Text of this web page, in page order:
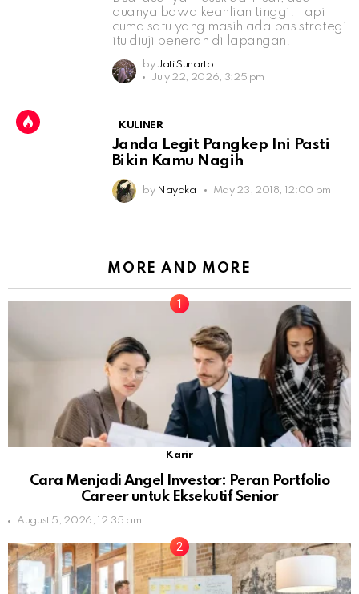
duanya bawa keahlian tinggi. Tapi
cuma satu yang masih ada pas strategi
itu diuji beneran di lapangan.
by Jati Sunarto
July 22, 2026, 3:25 pm
KULINER
Janda Legit Pangkep Ini Pasti
Bikin Kamu Nagih
by Nayaka May 23, 2018, 12:00 pm
MORE AND MORE
Karir
Cara Menjadi Angel Investor: Peran Portfolio
Career untuk Eksekutif Senior
August 5, 2026, 12:35 am